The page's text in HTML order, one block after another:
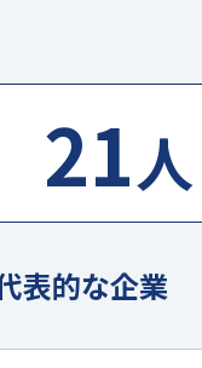
21人
表的な企業